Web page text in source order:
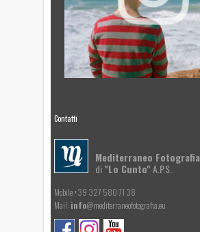
Contatti
Mediterraneo Fotografia
di"Lo Cunto"A.P.S.
Mobile +39 327 580 71 38
Mail: info@mediterraneofotografia.eu